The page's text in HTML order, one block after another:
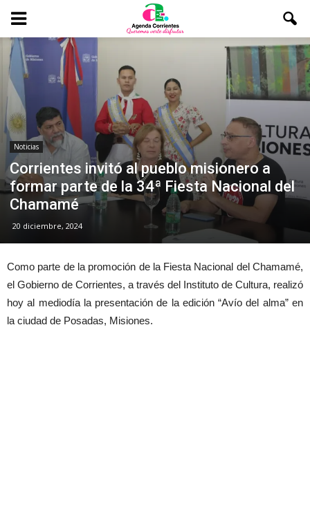
Noticias
Corrientes invitó al pueblo misionero a
formar parte de la 34ª Fiesta Nacional del
Chamamé
20 diciembre, 2024
Como parte de la promoción de la Fiesta Nacional del Chamamé,
el Gobierno de Corrientes, a través del Instituto de Cultura, realizó
hoy al mediodía la presentación de la edición “Avío del alma” en
la ciudad de Posadas, Misiones.